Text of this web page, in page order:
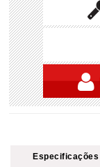
Especificações